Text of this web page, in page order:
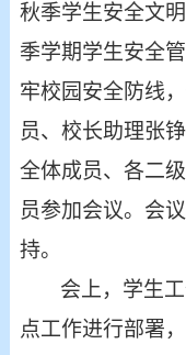
秋季学生安全文
季学期学生安全
牢校园安全防线
员、校长助理张
全体成员、各二
员参加会议。 会
持。
会上，学生
点工作进行部署